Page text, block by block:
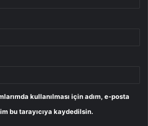
kullanılması için adım, e-posta
bu tarayıcıya kaydedilsin.